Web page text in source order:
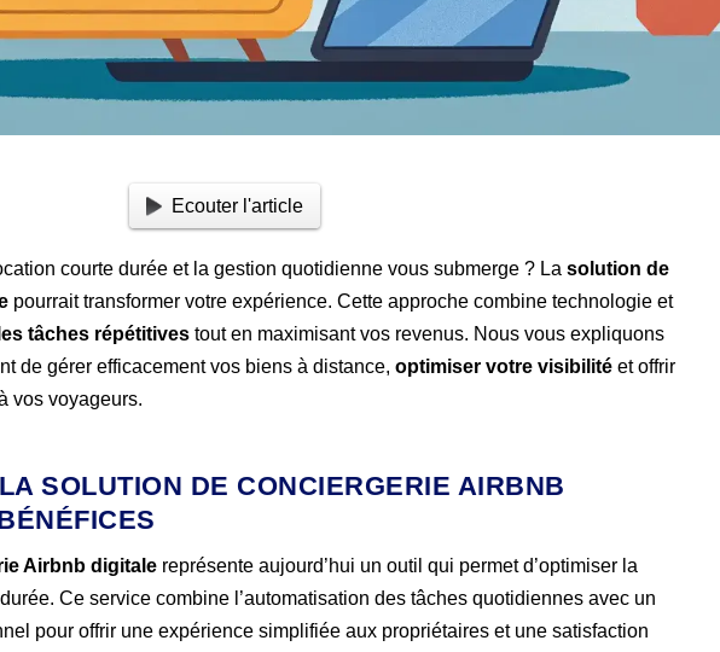
Ecouter l'article
courte durée et la gestion quotidienne vous submerge ? Lasolution de
pourrait transformer votre expérience. Cette approche combine technologie et
tâches répétitives tout en maximisant vos revenus. Nous vous expliquons
de gérer efficacement vos biens à distance,optimiser votre visibilité et offrir
vos voyageurs.
SOLUTION DE CONCIERGERIE AIRBNB
Airbnb digitale représente aujourd’hui un outil qui permet d’optimiser la
Ce service combine l’automatisation des tâches quotidiennes avec un
pour offrir une expérience simplifiée aux propriétaires et une satisfaction